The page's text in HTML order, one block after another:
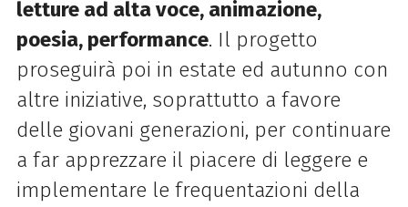
letture ad alta voce, animazione,
poesia, performance. Il progetto
proseguirà poi in estate ed autunno con
altre iniziative, soprattutto a favore
delle giovani generazioni, per continuare
a far apprezzare il piacere di leggere e
implementare le frequentazioni della